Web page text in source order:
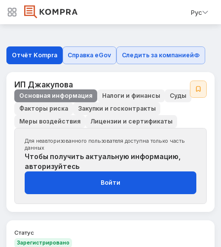
Рус
Отчёт Kompra Справка eGov Следить за компанией
ИП Джакупова
Основная информация Налоги и финансы
Суды
Факторы риска
Закупки и госконтракты
Меры воздействия
Лицензии и сертификаты
Для неавторизованного пользователя доступна только часть
данных
Чтобы получить актуальную информацию,
авторизуйтесь
Войти
Статус
Зарегистрировано